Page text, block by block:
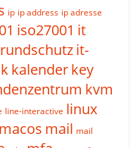
ip ip address ip adresse
iso27001 it
it-
kalenderkey
kvm
line-interactive linux
macos mail mail